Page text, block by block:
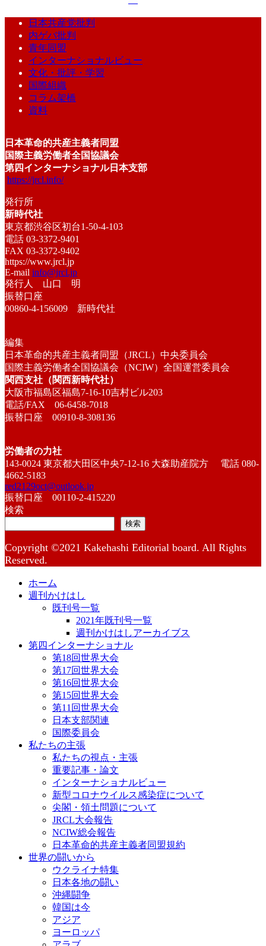
日本共産党批判
内ゲバ批判
青年同盟
インターナショナルビュー
文化・批評・学習
国際組織
コラム架橋
資料
日本革命的共産主義者同盟
国際主義労働者全国協議会
第四インターナショナル日本支部
https://jrcl.info/
発行所
新時代社
東京都渋谷区初台1-50-4-103
電話 03-3372-9401
FAX 03-3372-9402
https://www.jrcl.jp
E-mail info@jrcl.jp
発行人 山口 明
振替口座
00860-4-156009 新時代社
編集
日本革命的共産主義者同盟（JRCL）中央委員会
国際主義労働者全国協議会（NCIW）全国運営委員会
関西支社（関西新時代社）
大阪市福島区福島7-16-10吉村ビル203
電話/FAX 06-6458-7018
振替口座 00910-8-308136
労働者の力社
143-0024 東京都大田区中央7-12-16 大森助産院方 電話 080-
4662-5183
red2129oct@outlook.jp
振替口座 00110-2-415220
検索
検索
Copyright ©2021 Kakehashi Editorial board. All Rights
Reserved.
ホーム
週刊かけはし
既刊号一覧
2021年既刊号一覧
週刊かけはしアーカイブス
第四インターナショナル
第18回世界大会
第17回世界大会
第16回世界大会
第15回世界大会
第11回世界大会
日本支部関連
国際委員会
私たちの主張
私たちの視点・主張
重要記事・論文
インターナショナルビュー
新型コロナウイルス感染症について
尖閣・領土問題について
JRCL大会報告
NCIW総会報告
日本革命的共産主義者同盟規約
世界の闘いから
ウクライナ特集
日本各地の闘い
沖縄闘争
韓国は今
アジア
ヨーロッパ